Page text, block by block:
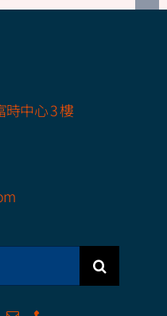
時中心 3 樓